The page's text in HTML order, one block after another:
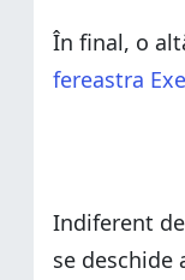
În final, o
fereastra
Indiferent
se deschide